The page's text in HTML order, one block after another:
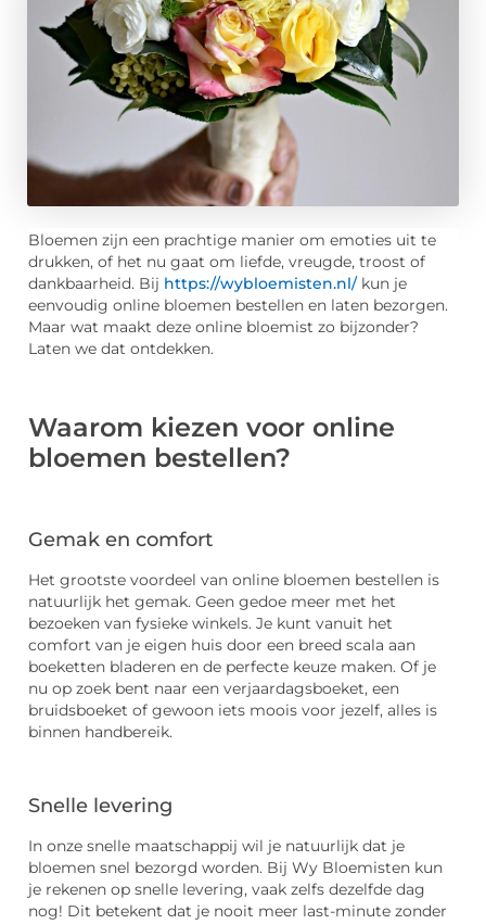
Bloemen zijn een prachtige manier om emoties uit te
drukken, of het nu gaat om liefde, vreugde, troost of
dankbaarheid. Bij https://wybloemisten.nl/ kun je
eenvoudig online bloemen bestellen en laten bezorgen.
Maar wat maakt deze online bloemist zo bijzonder?
Laten we dat ontdekken.
Waarom kiezen voor online
bloemen bestellen?
Gemak en comfort
Het grootste voordeel van online bloemen bestellen is
natuurlijk het gemak. Geen gedoe meer met het
bezoeken van fysieke winkels. Je kunt vanuit het
comfort van je eigen huis door een breed scala aan
boeketten bladeren en de perfecte keuze maken. Of je
nu op zoek bent naar een verjaardagsboeket, een
bruidsboeket of gewoon iets moois voor jezelf, alles is
binnen handbereik.
Snelle levering
In onze snelle maatschappij wil je natuurlijk dat je
bloemen snel bezorgd worden. Bij Wy Bloemisten kun
je rekenen op snelle levering, vaak zelfs dezelfde dag
nog! Dit betekent dat je nooit meer last-minute zonder